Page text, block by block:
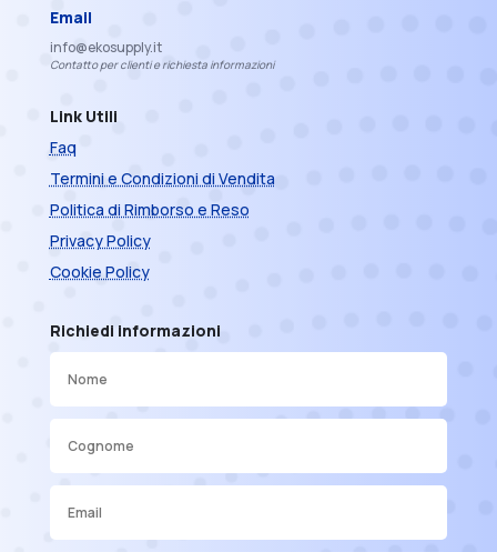
Email
info@ekosupply.it
Contatto per clienti e richiesta informazioni
Link Utili
Faq
Termini e Condizioni di Vendita
Politica di Rimborso e Reso
Privacy Policy
Cookie Policy
Richiedi informazioni